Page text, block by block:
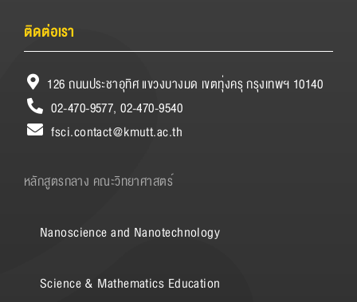
ติดต่อเรา
126 ถนนประชาอุทิศ แขวงบางมด เขตทุ่งครุ กรุงเทพฯ 10140
02-470-9577, 02-470-9540
fsci.contact@kmutt.ac.th
หลักสูตรกลาง คณะวิทยาศาสตร์
Nanoscience and Nanotechnology
Science & Mathematics Education